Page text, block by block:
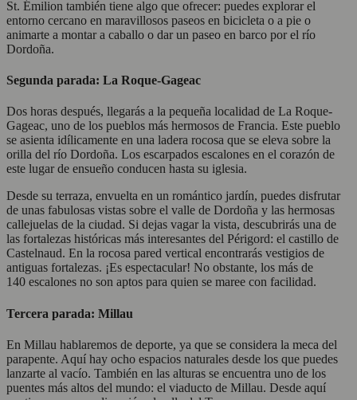
St. Émilion también tiene algo que ofrecer: puedes explorar el
entorno cercano en maravillosos paseos en bicicleta o a pie o
animarte a montar a caballo o dar un paseo en barco por el río
Dordoña.
Segunda parada: La Roque-Gageac
Dos horas después, llegarás a la pequeña localidad de La Roque-
Gageac, uno de los pueblos más hermosos de Francia. Este pueblo
se asienta idílicamente en una ladera rocosa que se eleva sobre la
orilla del río Dordoña. Los escarpados escalones en el corazón de
este lugar de ensueño conducen hasta su iglesia.
Desde su terraza, envuelta en un romántico jardín, puedes disfrutar
de unas fabulosas vistas sobre el valle de Dordoña y las hermosas
callejuelas de la ciudad. Si dejas vagar la vista, descubrirás una de
las fortalezas históricas más interesantes del Périgord: el castillo de
Castelnaud. En la rocosa pared vertical encontrarás vestigios de
antiguas fortalezas. ¡Es espectacular! No obstante, los más de
140 escalones no son aptos para quien se maree con facilidad.
Tercera parada: Millau
En Millau hablaremos de deporte, ya que se considera la meca del
parapente. Aquí hay ocho espacios naturales desde los que puedes
lanzarte al vacío. También en las alturas se encuentra uno de los
puentes más altos del mundo: el viaducto de Millau. Desde aquí